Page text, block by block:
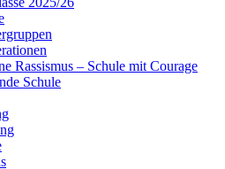
Rassismus – Schule mit Courage
Schule